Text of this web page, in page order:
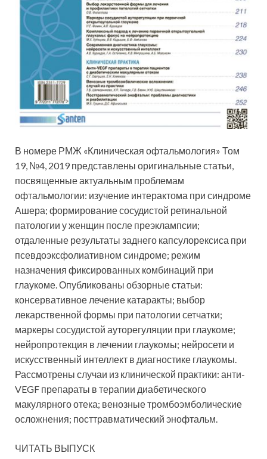
В номере РМЖ «Клиническая офтальмология» Том
19, №4, 2019 представлены оригинальные статьи,
посвященные актуальным проблемам
офтальмологии: изучение интерактома при синдроме
Ашера; формирование сосудистой ретинальной
патологии уженщин после преэклампсии;
отдаленные результаты заднего капсулорексиса при
псевдоэксфолиативном синдроме; режим
назначения фиксированных комбинаций при
глаукоме. Опубликованы обзорные статьи:
консервативное лечение катаракты; выбор
лекарственной формы при патологии сетчатки;
маркеры сосудистой ауторегуляции при глаукоме;
нейропротекция в лечении глаукомы; нейросети и
искусственный интеллект в диагностике глаукомы.
Рассмотрены случаи из клинической практики: анти-
VEGF препараты в терапии диабетического
макулярного отека; венозные тромбоэмболические
осложнения; посттравматический энофтальм.
ЧИТАТЬ ВЫПУСК